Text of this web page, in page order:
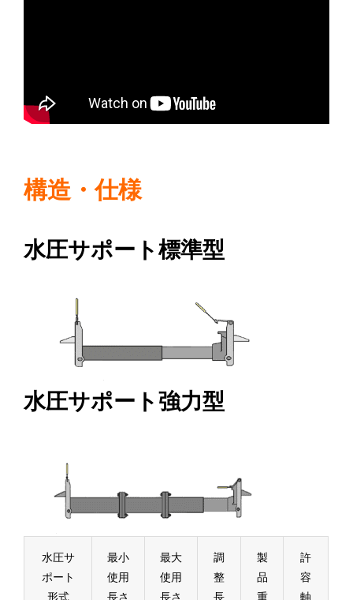
構造・仕様
水圧サポート標準型
水圧サポート強力型
水圧サ
ポート
形式
最小
使用
長さ
最大
使用
長さ
調
整
長
製
品
重
許
容
軸